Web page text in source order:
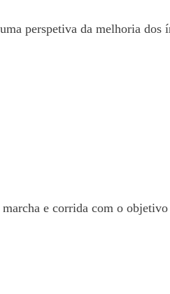
perspetiva da melhoria dos
e corrida com o objetivo